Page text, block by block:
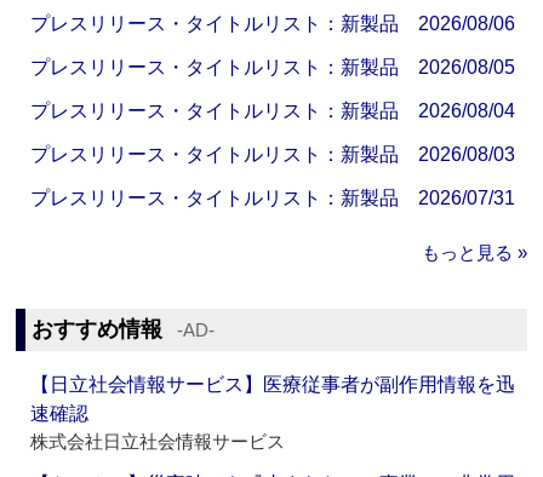
プレスリリース・タイトルリスト：新製品 2026/08/06
プレスリリース・タイトルリスト：新製品 2026/08/05
プレスリリース・タイトルリスト：新製品 2026/08/04
プレスリリース・タイトルリスト：新製品 2026/08/03
プレスリリース・タイトルリスト：新製品 2026/07/31
もっと見る »
おすすめ情報 ‐AD‐
【日立社会情報サービス】医療従事者が副作用情報を迅
速確認
株式会社日立社会情報サービス